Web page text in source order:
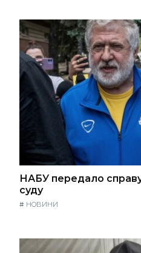
НАБУ передало
суду
# НОВИНИ